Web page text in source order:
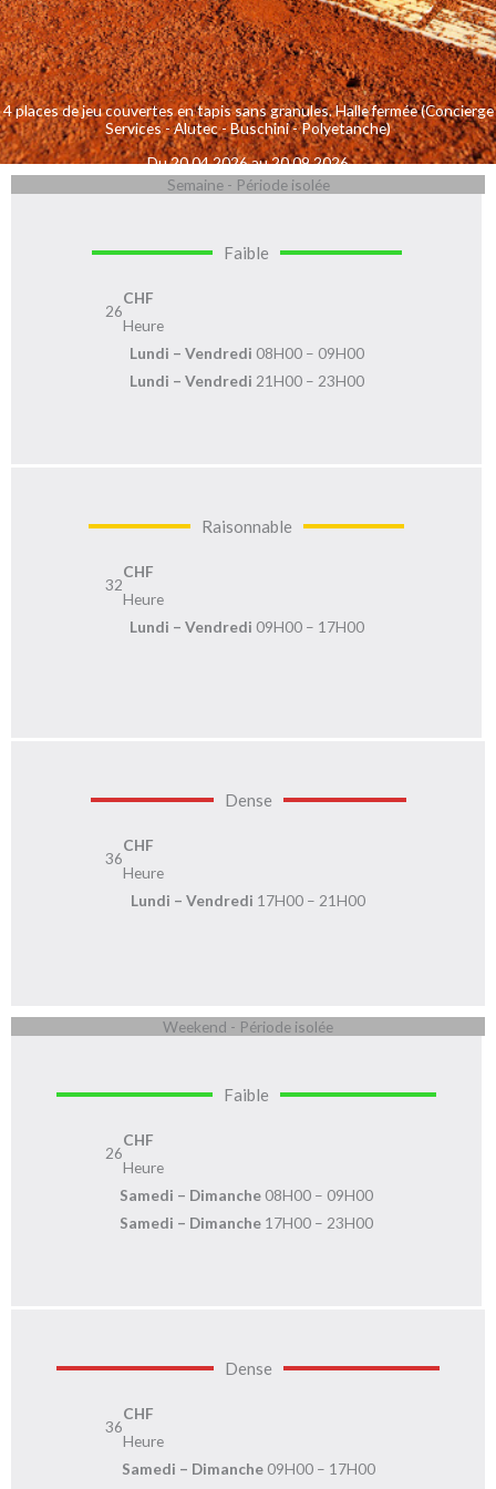
4 places de jeu couvertes en tapis sans granules. Halle fermée (Concierge
Services - Alutec - Buschini - Polyetanche)
Du 20.04.2026 au 20.09.2026
Semaine - Période isolée
Faible
26
CHF
Heure
Lundi – Vendredi 08H00 – 09H00
Lundi – Vendredi 21H00 – 23H00
Raisonnable
32
CHF
Heure
Lundi – Vendredi 09H00 – 17H00
Dense
36
CHF
Heure
Lundi – Vendredi 17H00 – 21H00
Weekend - Période isolée
Faible
26
CHF
Heure
Samedi – Dimanche 08H00 – 09H00
Samedi – Dimanche 17H00 – 23H00
Dense
36
CHF
Heure
Samedi – Dimanche09H00 – 17H00